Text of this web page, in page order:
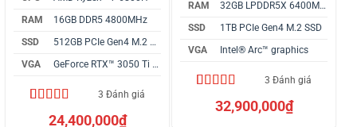
RAM
16GB DDR5 4800MHz
SSD
512GB PCIe Gen4 M.2 SSD
VGA
GeForce RTX™ 3050 Ti 4GB
4.67trên 5
3 Đánh giá
24,400,000₫
RAM
32GB LPDDR5X 6400MHz
SSD
1TB PCIe Gen4 M.2 SSD
VGA
Intel® Arc™ graphics
4.67trên 5
dựa trên
3 Đánh giá
32,900,000₫